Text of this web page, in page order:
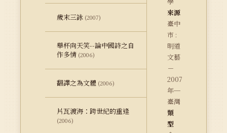
歲末三詠 (2007)
舉杯向天笑--論中國詩之自
作多情 (2006)
翻譯之為文體 (2006)
片瓦渡海：跨世紀的重逢
(2006)
來源
臺中
市 :
明道
文藝
－
2007
年─
臺灣
類
型